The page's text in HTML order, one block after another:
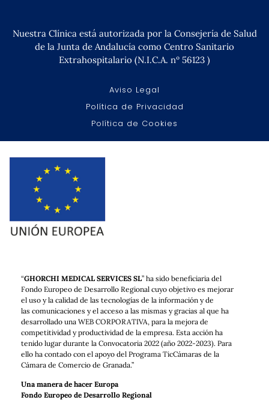
Nuestra Clínica está autorizada por la Consejería de Salud
de la Junta de Andalucía como Centro Sanitario
Extrahospitalario (N.I.C.A. nº 56123 )
Aviso Legal
Política de Privacidad
Política de Cookies
“GHORCHI MEDICAL SERVICES SL” ha sido beneficiaria del
Fondo Europeo de Desarrollo Regional cuyo objetivo es mejorar
el uso y la calidad de las tecnologías de la información y de
las comunicaciones y el acceso a las mismas y gracias al que ha
desarrollado una WEB CORPORATIVA, para la mejora de
competitividad y productividad de la empresa. Esta acción ha
tenido lugar durante la Convocatoria 2022 (año 2022-2023). Para
ello ha contado con el apoyo del Programa TicCámaras de la
Cámara de Comercio de Granada.”
Una manera de hacer Europa
Fondo Europeo de Desarrollo Regional